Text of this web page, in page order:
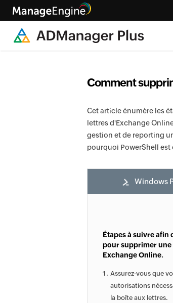
Comment
Cet article énumère les
lettres d'Exchange
gestion et de reporting
pourquoi PowerShell est
Windows
Étapes à suivre afin
pour supprimer
Exchange Online.
Assurez-vous que
autorisations
la boîte aux lettres.